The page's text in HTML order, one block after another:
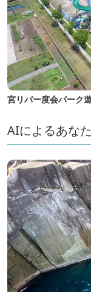
宮リバー度会パーク
AIによるあな